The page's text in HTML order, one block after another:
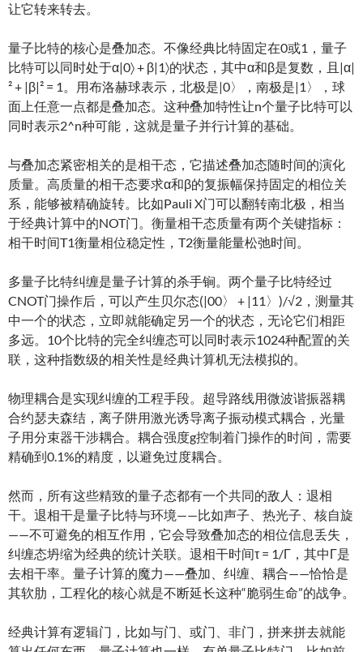
让它转来转去。
量子比特的核心是叠加态。不像经典比特固定在0或1，量子
比特可以同时处于α|0〉 + β|1〉的状态，其中α和β是复数，且|α|
² + |β|² = 1。用布洛赫球表示，北极是|0〉，南极是|1〉，球
面上任意一点都是叠加态。这种叠加特性让n个量子比特可以
同时表示2^n种可能，这就是量子并行计算的基础。
与叠加态紧密相关的是相干态，它描述叠加态随时间的演化
质量。高质量的相干态要求α和β的复振幅保持固定的相位关
系，能够被精确旋转。比如Pauli X门可以翻转南北极，相当
于经典计算中的NOT门。衡量相干态质量有两个关键指标：
相干时间T1衡量相位稳定性，T2衡量能量松弛时间。
多量子比特纠缠是量子计算的杀手锏。两个量子比特经过
CNOT门操作后，可以产生贝尔态(|00〉 + |11〉)/√2，测量其
中一个的状态，立即就能确定另一个的状态，无论它们相距
多远。10个比特的完全纠缠态可以同时表示1024种配置的关
联，这种指数级的相关性是经典计算机无法模拟的。
物理耦合是实现纠缠的工程手段。超导路线用微波谐振器耦
合约瑟夫森结，离子阱用激光诱导离子振动模式耦合，光量
子用分束器干涉耦合。耦合强度g控制着门操作的时间，需要
精确到0.1%的精度，以避免过度耦合。
然而，所有这些精致的量子态都有一个共同的敌人：退相
干。退相干是量子比特与环境——比如声子、热光子、核自旋
——不可避免的相互作用，它会导致叠加态的相位信息丢失，
纠缠态坍缩为经典的统计关联。退相干时间τ = 1/Γ，其中Γ是
去相干率。量子计算的魔力——叠加、纠缠、耦合——恰恰是
其软肋，工程化的核心就是不断延长这种“脆弱生命”的战争。
经典计算有逻辑门，比如与门、或门、非门，拼来拼去就能